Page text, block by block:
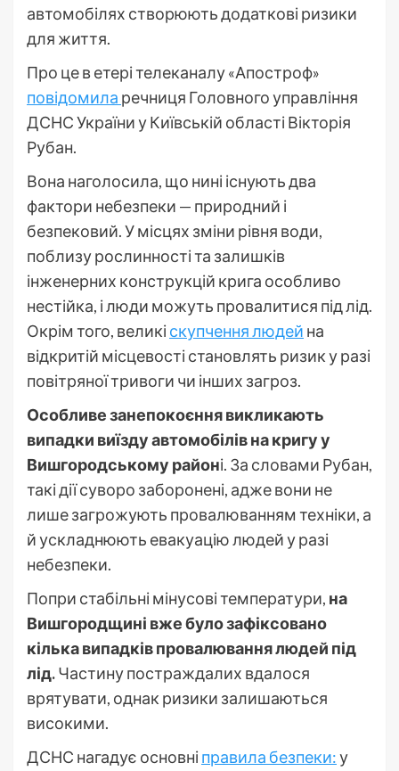
автомобілях створюють додаткові ризики
для життя.
Про це в етері телеканалу «Апостроф»
повідомила речниця Головного управління
ДСНС України у Київській області Вікторія
Рубан.
Вона наголосила, що нині існують два
фактори небезпеки — природний і
безпековий. У місцях зміни рівня води,
поблизу рослинності та залишків
інженерних конструкцій крига особливо
нестійка, і люди можуть провалитися під лід.
Окрім того, великі скупчення людей на
відкритій місцевості становлять ризик у разі
повітряної тривоги чи інших загроз.
Особливе занепокоєння викликають
випадки виїзду автомобілів на кригу у
Вишгородському районі. За словами Рубан,
такі дії суворо заборонені, адже вони не
лише загрожують провалюванням техніки, а
й ускладнюють евакуацію людей у разі
небезпеки.
Попри стабільні мінусові температури, на
Вишгородщині вже було зафіксовано
кілька випадків провалювання людей під
лід.Частину постраждалих вдалося
врятувати, однак ризики залишаються
високими.
ДСНС нагадує основні правила безпеки:у